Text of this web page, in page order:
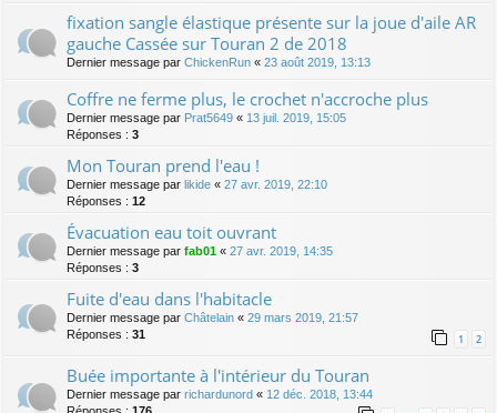
fixation sangle élastique présente sur la joue d'aile AR
gauche Cassée sur Touran 2 de 2018
Dernier message par ChickenRun « 23 août 2019, 13:13
Coffre ne ferme plus, le crochet n'accroche plus
Dernier message par Prat5649 « 13 juil. 2019, 15:05
Réponses : 3
Mon Touran prend l'eau !
Dernier message par likide « 27 avr. 2019, 22:10
Réponses : 12
Évacuation eau toit ouvrant
Dernier message par fab01 « 27 avr. 2019, 14:35
Réponses : 3
Fuite d'eau dans l'habitacle
Dernier message par Châtelain « 29 mars 2019, 21:57
Réponses : 31 1 2
Buée importante à l'intérieur du Touran
Dernier message par richardunord « 12 déc. 2018, 13:44